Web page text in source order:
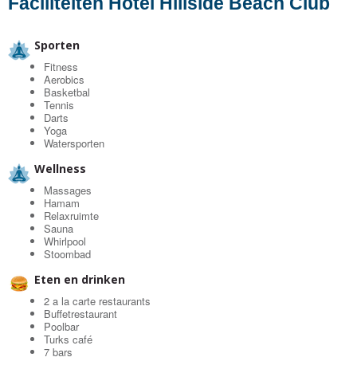
Sporten
Fitness
Aerobics
Basketbal
Tennis
Darts
Yoga
Watersporten
Wellness
Massages
Hamam
Relaxruimte
Sauna
Whirlpool
Stoombad
Eten en drinken
2 a la carte restaurants
Buffetrestaurant
Poolbar
Turks café
7 bars